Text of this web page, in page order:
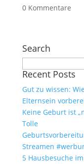
0 Kommentare
Search
nach:
Recent Posts
Gut zu wissen:
Elternsein
Keine Geburt ist
Tolle
Streamen
5 Hausbesuche